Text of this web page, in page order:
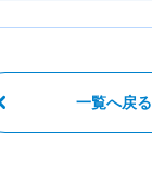
一覧へ戻る